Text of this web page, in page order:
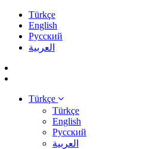
Türkçe
English
Pусский
العربية
Türkçe
Türkçe
English
Pусский
العربية